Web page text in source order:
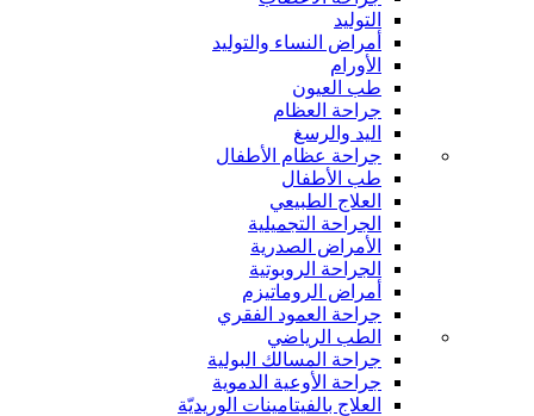
التوليد
أمراض النساء والتوليد
الأورام
طب العيون
جراحة العظام
اليد والرسغ
جراحة عظام الأطفال
طب الأطفال
العلاج الطبيعي
الجراحة التجميلية
الأمراض الصدرية
الجراحة الروبوتية
أمراض الروماتيزم
جراحة العمود الفقري
الطب الرياضي
جراحة المسالك البولية
جراحة الأوعية الدموية
العلاج بالفيتامينات الوريديّة